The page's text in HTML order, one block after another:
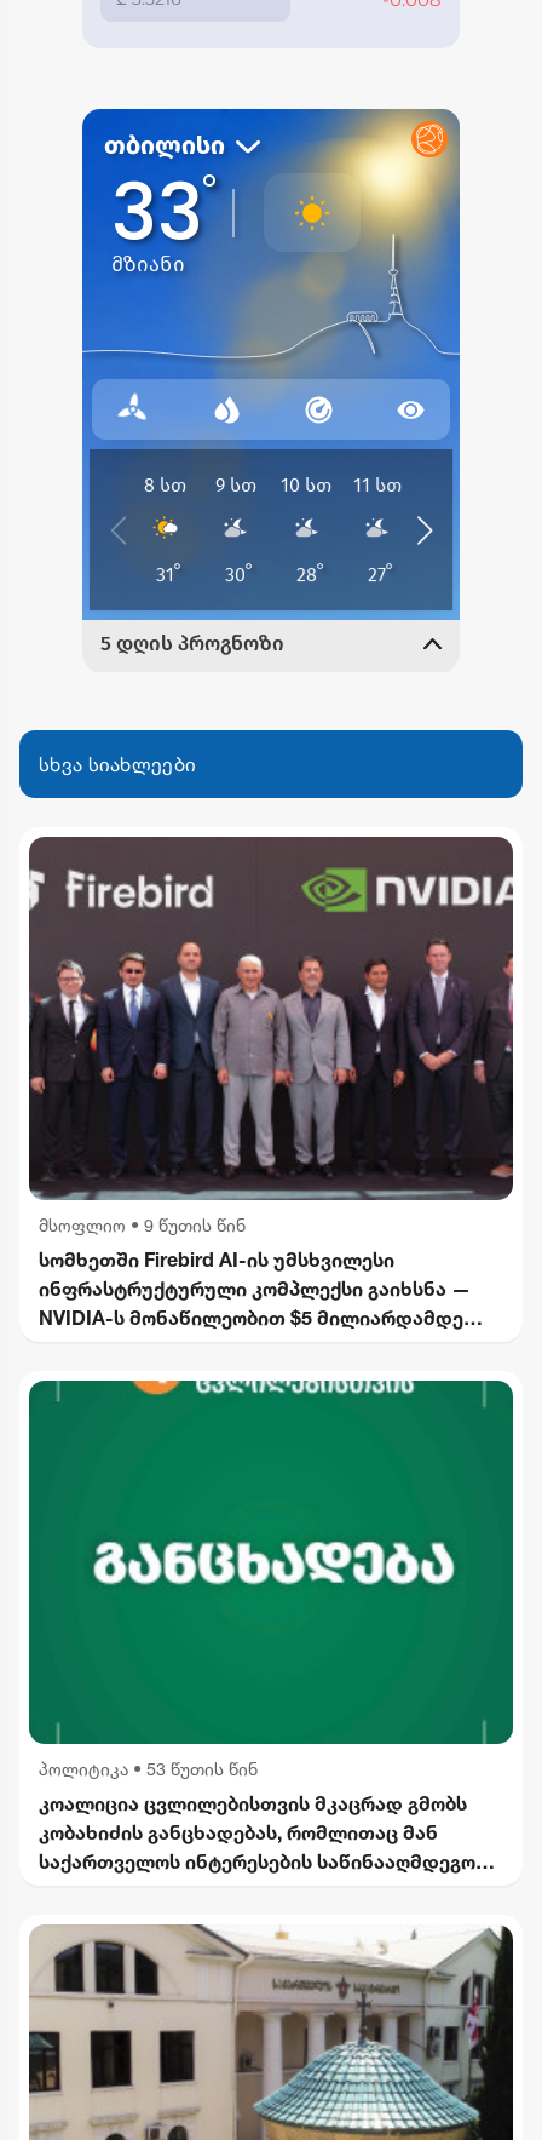
სხვა სიახლეები
მსოფლიო • 9 წუთის წინ
სომხეთში Firebird AI-ის უმსხვილესი
ინფრასტრუქტურული კომპლექსი გაიხსნა —
NVIDIA-ს მონაწილეობით $5 მილიარდამდე
პოლიტიკა • 53 წუთის წინ
კოალიცია ცვლილებისთვის მკაცრად გმობს
კობახიძის განცხადებას, რომლითაც მან
საქართველოს ინტერესების საწინააღმდეგოდ